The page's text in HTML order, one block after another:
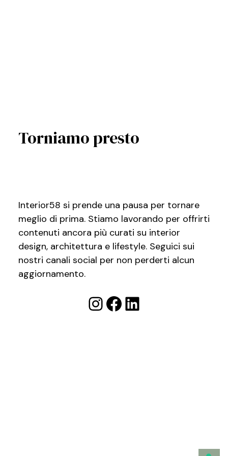
Torniamo presto
Interior58 si prende una pausa per tornare
meglio di prima. Stiamo lavorando per offrirti
contenuti ancora più curati su interior
design, architettura e lifestyle. Seguici sui
nostri canali social per non perderti alcun
aggiornamento.
Instagram
Facebook
LinkedIn